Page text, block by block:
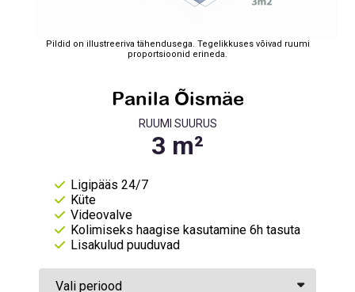
Pildid on illustreeriva tähendusega. Tegelikkuses võivad ruumi
proportsioonid erineda.
Panila Õismäe
RUUMI SUURUS
Ligipääs 24/7
Küte
Videovalve
Kolimiseks haagise kasutamine 6h tasuta
Lisakulud puuduvad